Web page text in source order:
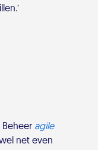
Beheer agile
net even